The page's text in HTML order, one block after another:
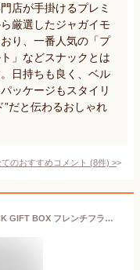
店が手掛けるプレミ
厳選したジャガイモ
り、一番人気の「プ
」などスナックとは
日持ちも良く、ベル
ッケージもスタイリ
”だと伝わるおしゃれ
てのおすすめコメント (8件) >
【A配送】AND THE FRIET MINI 5-PACK GIFT BOX フレンチフライ専門店 人気のギフトボックス5個入【公式】アンドザフリット ギフト 詰め合わせ 送料無料 フレンチフライ おしゃれ 人気 プチギフトお配り 賞味期限60日以上 お菓子 新婚 新築 父の日 プレゼント 食べ物 お中元